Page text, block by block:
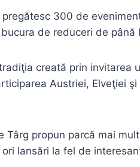
pregătesc 300 de
de reduceri de
creată prin invitarea
Austriei, Elveţiei
Târg propun parcă mai
lansări la fel de